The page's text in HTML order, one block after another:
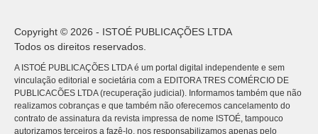
Copyright © 2026 - ISTOÉ PUBLICAÇÕES LTDA
Todos os direitos reservados.
A ISTOÉ PUBLICAÇÕES LTDA é um portal digital independente e sem
vinculação editorial e societária com a EDITORA TRES COMÉRCIO DE
PUBLICACÕES LTDA (recuperação judicial). Informamos também que não
realizamos cobranças e que também não oferecemos cancelamento do
contrato de assinatura da revista impressa de nome ISTOÉ, tampouco
autorizamos terceiros a fazê-lo, nos responsabilizamos apenas pelo